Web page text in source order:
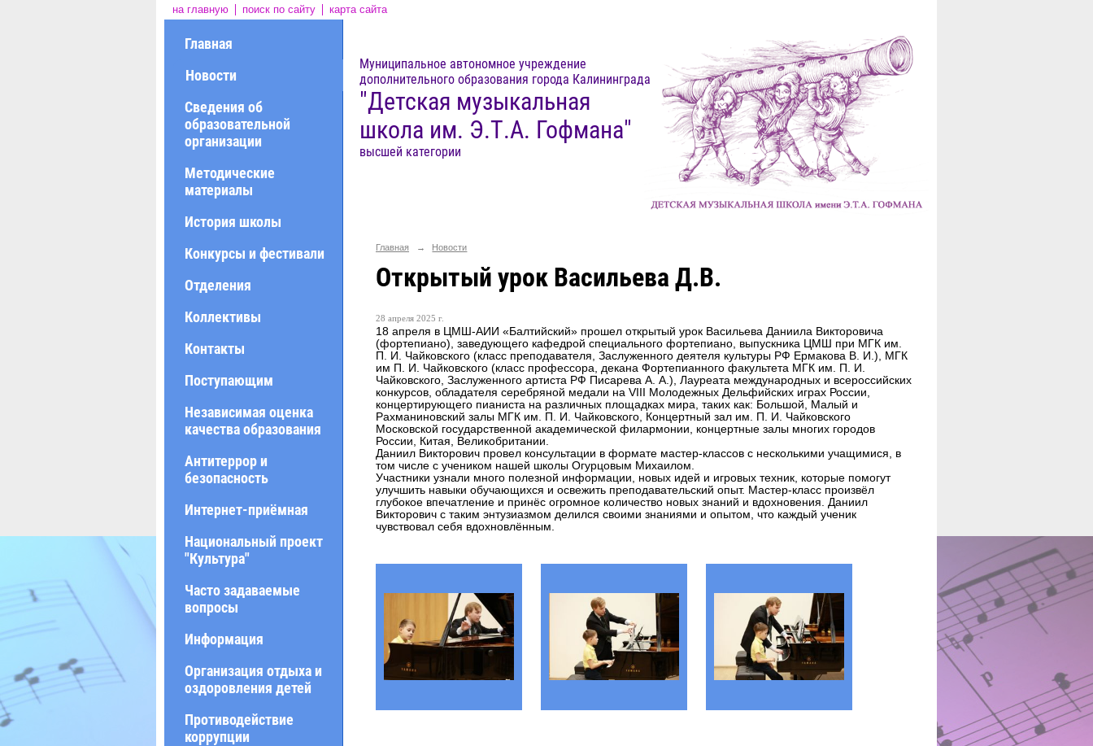
на главную поиск по сайту карта сайта
Главная
Новости
Сведения об
образовательной
организации
Методические
материалы
История школы
Конкурсы и фестивали
Отделения
Коллективы
Контакты
Поступающим
Независимая оценка
качества образования
Антитеррор и
безопасность
Интернет-приёмная
Национальный проект
"Культура"
Часто задаваемые
вопросы
Информация
Организация отдыха и
оздоровления детей
Противодействие
коррупции
Муниципальное автономное учреждение
дополнительного образования города Калининграда
"Детская музыкальная
школа им. Э.Т.А. Гофмана"
высшей категории
Главная → Новости
Открытый урок Васильева Д.В.
28 апреля 2025 г.
18 апреля в ЦМШ-АИИ «Балтийский» прошел открытый урок Васильева Даниила Викторовича
(фортепиано), заведующего кафедрой специального фортепиано, выпускника ЦМШ при МГК им.
П. И. Чайковского (класс преподавателя, Заслуженного деятеля культуры РФ Ермакова В. И.), МГК
им П. И. Чайковского (класс профессора, декана Фортепианного факультета МГК им. П. И.
Чайковского, Заслуженного артиста РФ Писарева А. А.), Лауреата международных и всероссийских
конкурсов, обладателя серебряной медали на VIII Молодежных Дельфийских играх России,
концертирующего пианиста на различных площадках мира, таких как: Большой, Малый и
Рахманиновский залы МГК им. П. И. Чайковского, Концертный зал им. П. И. Чайковского
Московской государственной академической филармонии, концертные залы многих городов
России, Китая, Великобритании.
Даниил Викторович провел консультации в формате мастер-классов с несколькими учащимися, в
том числе с учеником нашей школы Огурцовым Михаилом.
Участники узнали много полезной информации, новых идей и игровых техник, которые помогут
улучшить навыки обучающихся и освежить преподавательский опыт. Мастер-класс произвёл
глубокое впечатление и принёс огромное количество новых знаний и вдохновения. Даниил
Викторович с таким энтузиазмом делился своими знаниями и опытом, что каждый ученик
чувствовал себя вдохновлённым.